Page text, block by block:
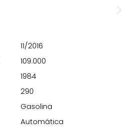
11/2016
109.000
1984
290
Gasolina
Automática